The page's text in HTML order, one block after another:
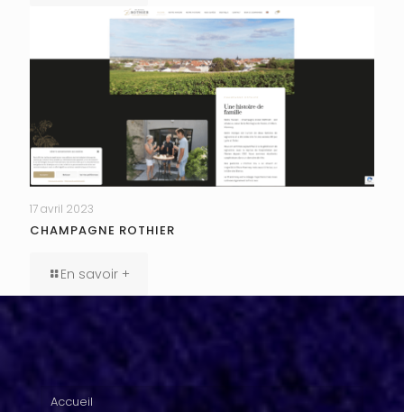
17 avril 2023
CHAMPAGNE ROTHIER
En savoir +
Accueil